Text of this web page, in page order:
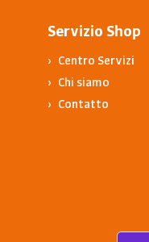
Servizio Shop
Centro Servizi
Chi siamo
Contatto